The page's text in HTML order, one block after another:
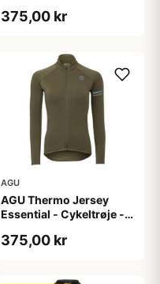
M
375,00 kr
AGU
AGU Thermo Jersey
Essential - Cykeltrøje -
XL
375,00 kr